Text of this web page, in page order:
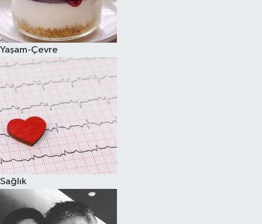
Yaşam-Çevre
Sağlık
Burç Yorumları
Çocuk
Eğitim
Hava Durumu
Kadın
Kim kimdir?